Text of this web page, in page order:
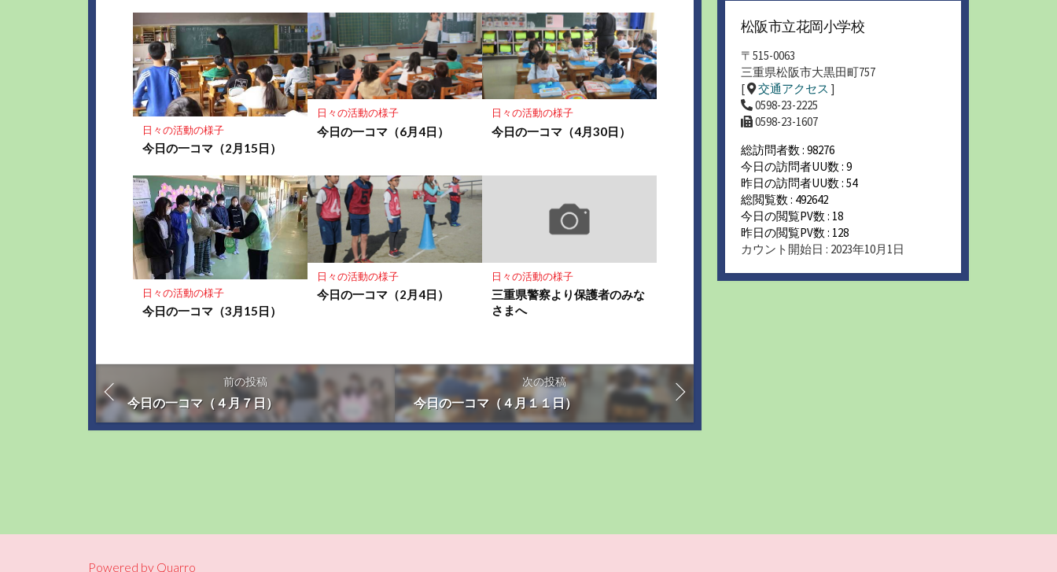
マ
ー
ク
に
保
存
日々の活動の様子
今日の一コマ（2月15日）
日々の活動の様子
今日の一コマ（6月4日）
日々の活動の様子
今日の一コマ（4月30日）
日々の活動の様子
今日の一コマ（3月15日）
日々の活動の様子
今日の一コマ（2月4日）
日々の活動の様子
三重県警察より保護者のみな
さまへ
前の投稿
今日の一コマ（４月７日）
次の投稿
今日の一コマ（４月１１日）
松阪市立花岡小学校
〒515-0063
三重県松阪市大黒田町757
[
交通アクセス ]
0598-23-2225
0598-23-1607
総訪問者数 : 98276
今日の訪問者UU数 : 9
昨日の訪問者UU数 : 54
総閲覧数 : 492642
今日の閲覧PV数 : 18
昨日の閲覧PV数 : 128
カウント開始日 : 2023年10月1日
Powered by Quarro